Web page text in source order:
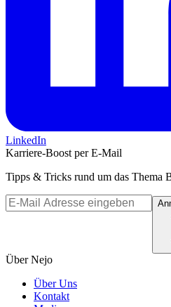
LinkedIn
Karriere-Boost per E-Mail
Tipps & Tricks rund um das Thema
Über Nejo
Über Uns
Kontakt